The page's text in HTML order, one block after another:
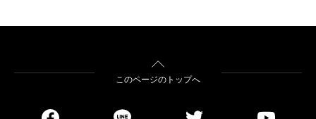
このページのトップへ